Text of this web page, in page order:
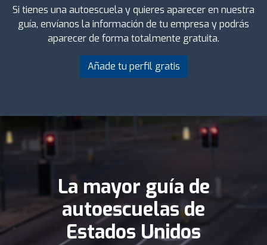
Si tienes una autoescuela y quieres aparecer en nuestra
guía, envíanos la información de tu empresa y podrás
aparecer de forma totalmente gratuita.
Añade tu perfil gratis
La mayor guía de
autoescuelas de
Estados Unidos